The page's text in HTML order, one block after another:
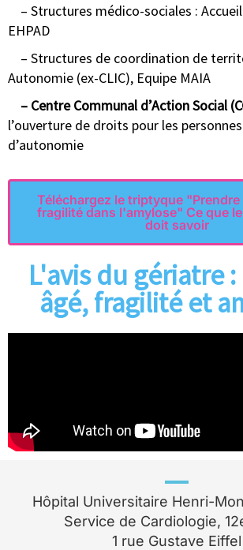
– Structures médico-sociales :
EHPAD
– Structures de coordination de
Autonomie (ex-CLIC), Equipe MAIA
– Centre Communal d’Action Social
l’ouverture de droits pour les
d’autonomie
Téléchargez le triptyque "Prendre
fragilité dans l'amylose" Ce que
doit savoir
L'avis du gériatre
âgé, fragilité et
Hôpital Universitaire Henri-
Service de Cardiologie,
1 rue Gustave Eiffel